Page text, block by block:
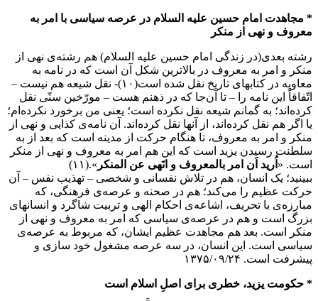
* مجاهدت امام حسین علیه السلام در عرصه سیاسی با امر به
معروف و نهی از منکر
رشته بعدی(در زندگی امام حسین علیه السلام) هم رشته‌ی نهی از
منکر و امر به معروف در بالاترین شکل آن است که در نامه به
معاویه در کتابهای تاریخ نقل شده است(۱۰)- نقل شیعه هم نیست –
اتّفاقاً این نامه را – تا آن‌جا که در ذهنم هست – مورّخین سنّی نقل
کرده‌اند؛ به گمانم شیعه نقل نکرده است؛ یعنی من برخورد نکرده‌ام؛
یا اگر هم نقل کرده‌اند، از آنها نقل کرده‌اند. آن نامه‌ی کذایی و نهی از
منکر و امر به معروف، تا هنگام حرکت از مدینه است که بعد از به
سلطنت رسیدن یزید است که این هم امر به معروف و نهی از منکر
است. « اُرید اَن امر بالمعروف و انَهی عن المنکر ».(۱۱)
ببینید؛ یک انسان، هم در تلاش نفسانی و شخصی – تهذیب نفس – آن
حرکت عظیم را می‌کند؛ هم در صحنه و عرصه‌ی فرهنگی، که
مبارزه‌ی با تحریف، اشاعه‌ی احکام الهی و تربیت شاگرد و انسانهای
بزرگ است و هم در عرصه‌ی سیاسی که امر به معروف و نهی از
منکر است. بعد هم مجاهدت عظیم ایشان، که مربوط به عرصه‌ی
سیاسی است. این انسان، در سه عرصه مشغول خود سازی و
پیشرفت است. ۱۳۷۵/۰۹/۲۴
* حکومت یزید، خطری برای اصلِ اسلام است